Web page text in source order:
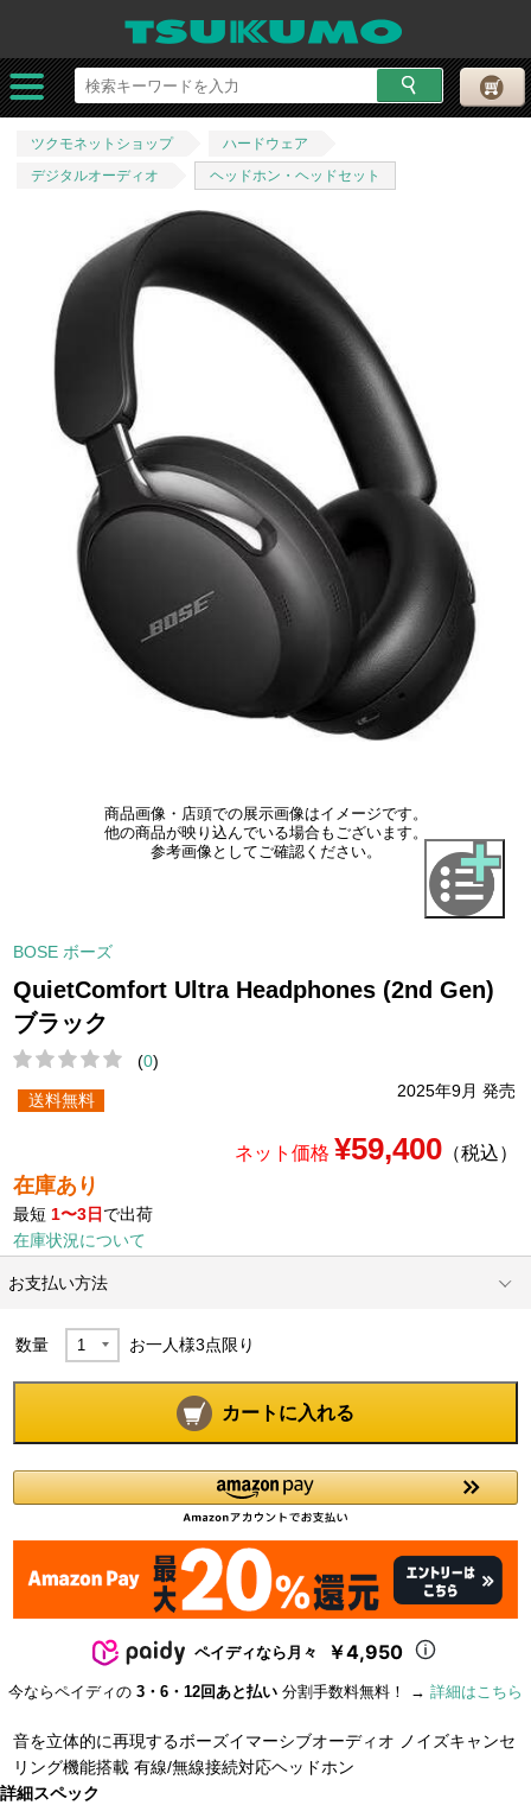
ツクモネットショップ
ハードウェア
デジタルオーディオ
ヘッドホン・ヘッドセット
商品画像・店頭での展示画像はイメージです。
他の商品が映り込んでいる場合もございます。
参考画像としてご確認ください。
BOSE ボーズ
QuietComfort Ultra Headphones (2nd Gen)
ブラック
(0)
2025年9月 発売
送料無料
ネット価格 ¥59,400（税込）
在庫あり
最短 1〜3日 で出荷
在庫状況について
お支払い方法
数量 お一人様3点限り
カートに入れる
ペイディなら月々 ￥4,950
今ならペイディの 3・6・12回あと払い 分割手数料無料！ → 詳細はこちら
音を立体的に再現するボーズイマーシブオーディオ ノイズキャンセ
リング機能搭載 有線/無線接続対応ヘッドホン
詳細スペック